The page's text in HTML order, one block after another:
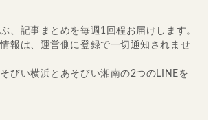
、記事まとめを毎週1回程お届けします。
報は、運営側に登録で一切通知されませ
びい横浜とあそびい湘南の2つのLINEを